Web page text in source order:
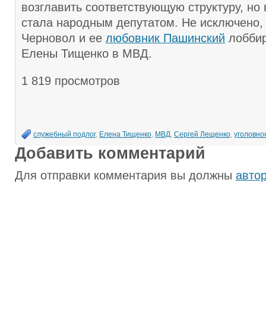
возглавить соответствующую структуру, но
стала народным депутатом. Не исключено,
Черновол и ее любовник Пашинский
Елены Тищенко в МВД.
1 819 просмотров
cлужебный подлог, Елена Тищенко, МВД, Сергей Лещенко,
Добавить комментарий
Для отправки комментария вы должны